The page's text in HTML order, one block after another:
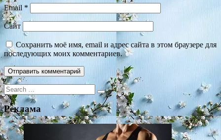
Email *
Сайт
Сохранить моё имя, email и адрес сайта в этом браузере для
последующих моих комментариев.
Search
for:
Реклама